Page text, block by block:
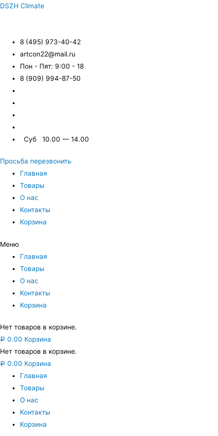
DSZH Climate
8 (495) 973-40-42
artcon22@mail.ru
Пон - Пят: 9:00 - 18
8 (909) 994-87-50
Суб 10.00 — 14.00
Просьба перезвонить
Главная
Товары
О нас
Контакты
Корзина
Меню
Главная
Товары
О нас
Контакты
Корзина
Нет товаров в корзине.
Р 0.00 Корзина
Нет товаров в корзине.
Р 0.00 Корзина
Главная
Товары
О нас
Контакты
Корзина